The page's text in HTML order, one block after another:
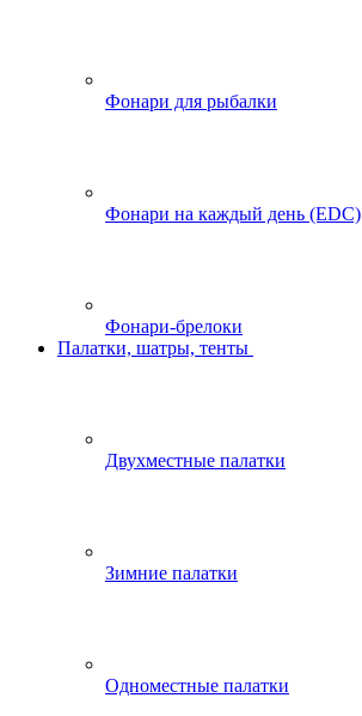
Фонари для рыбалки
Фонари на каждый день (EDC)
Фонари-брелоки
Палатки, шатры, тенты
Двухместные палатки
Зимние палатки
Одноместные палатки